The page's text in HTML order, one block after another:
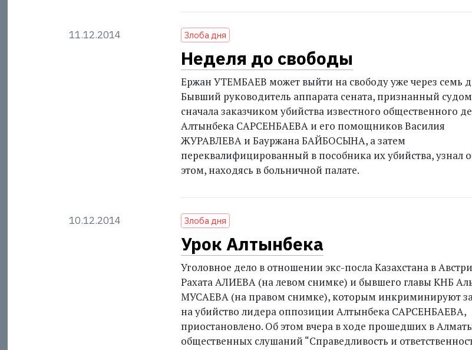
11.12.2014 Злоба дня
Неделя до свободы
Ержан УТЕМБАЕВ может выйти на свободу уже через семь
Бывший руководитель аппарата сената, признанный судом
сначала заказчиком убийства известного общественного
Алтынбека САРСЕНБАЕВА и его помощников Василия
ЖУРАВЛЕВА и Бауржана БАЙБОСЫНА, а затем
переквалифицированный в пособника их убийства, узнал
этом, находясь в больничной палате.
10.12.2014 Злоба дня
Урок Алтынбека
Уголовное дело в отношении экс-посла Казахстана в
Рахата АЛИЕВА (на левом снимке) и бывшего главы КНБ
МУСАЕВА (на правом снимке), которым инкриминируют
на убийство лидера оппозиции Алтынбека САРСЕНБАЕВА,
приостановлено. Об этом вчера в ходе прошедших в
общественных слушаний “Справедливость и